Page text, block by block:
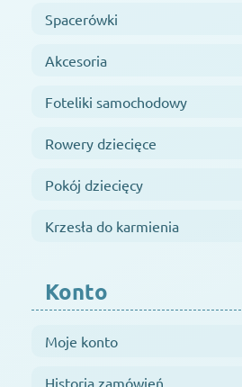
Spacerówki
Akcesoria
Foteliki samochodowy
Rowery dziecięce
Pokój dziecięcy
Krzesła do karmienia
Konto
Moje konto
Historia zamówień